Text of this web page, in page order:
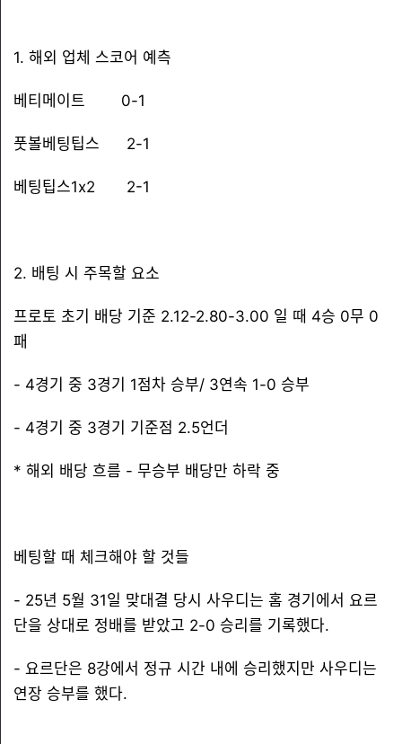
1. 해외 업체 스코어 예측
베티메이트 0-1
풋볼베팅팁스 2-1
베팅팁스1x2 2-1
2. 배팅 시 주목할 요소
프로토 초기 배당 기준 2.12-2.80-3.00 일 때 4승 0무 0
패
- 4경기 중 3경기 1점차 승부/ 3연속 1-0 승부
- 4경기 중 3경기 기준점 2.5언더
* 해외 배당 흐름 - 무승부 배당만 하락 중
베팅할 때 체크해야 할 것들
- 25년 5월 31일 맞대결 당시 사우디는 홈 경기에서 요르
단을 상대로 정배를 받았고 2-0 승리를 기록했다.
- 요르단은 8강에서 정규 시간 내에 승리했지만 사우디는
연장 승부를 했다.